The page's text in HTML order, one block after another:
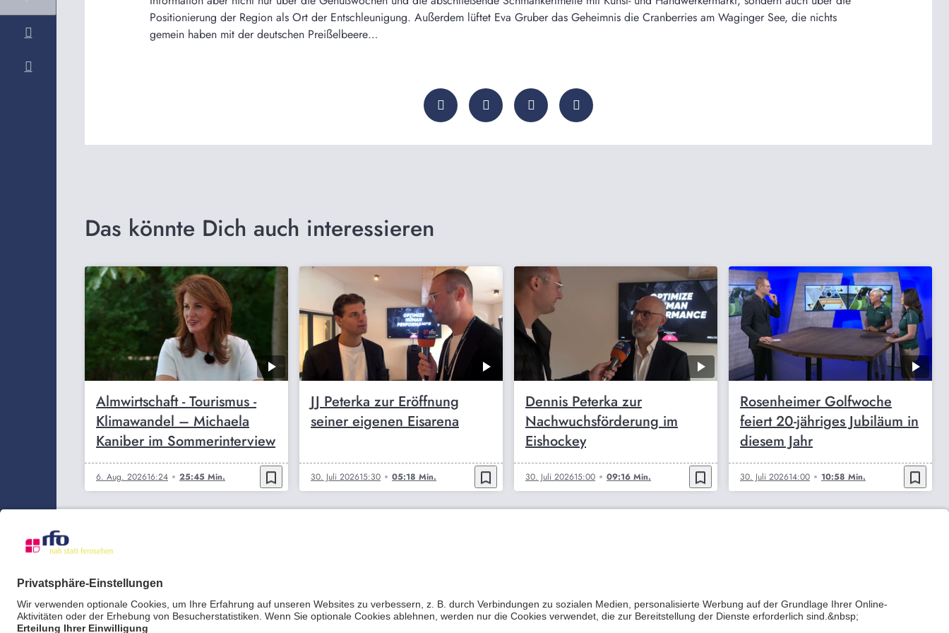
Positionierung der Region als Ort der Entschleunigung. Außerdem lüftet Eva Gruber das Geheimnis die Cranberries am Waginger See, die nichts
gemein haben mit der deutschen Preißelbeere…
Das könnte Dich auch interessieren
Almwirtschaft - Tourismus -
Klimawandel – Michaela
Kaniber im Sommerinterview
6. Aug. 202616:24 25:45 Min. bookmark_border
JJ Peterka zur Eröffnung
seiner eigenen Eisarena
30. Juli 202615:30 05:18 Min. bookmark_border
Dennis Peterka zur
Nachwuchsförderung im
Eishockey
30. Juli 202615:00 09:16 Min. bookmark_border
Rosenheimer Golfwoche
feiert 20-jähriges Jubiläum in
diesem Jahr
30. Juli 202614:00 10:58 Min. bookmark_border